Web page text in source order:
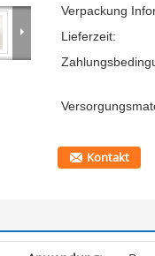
Verpackung
Lieferzeit:
Kontakt